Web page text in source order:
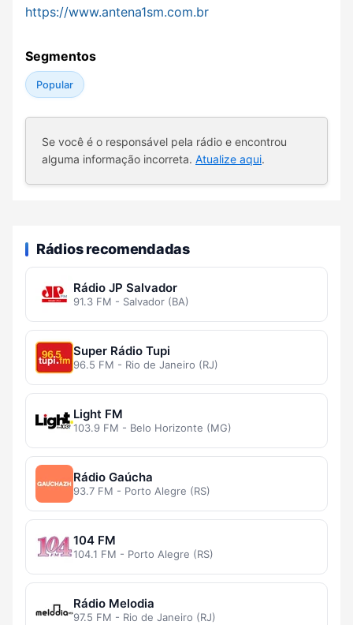
https://www.antena1sm.com.br
Segmentos
Popular
Se você é o responsável pela rádio e encontrou
alguma informação incorreta. Atualize aqui.
Rádios recomendadas
Rádio JP Salvador
91.3 FM - Salvador (BA)
Super Rádio Tupi
96.5 FM - Rio de Janeiro (RJ)
Light FM
103.9 FM - Belo Horizonte (MG)
Rádio Gaúcha
93.7 FM - Porto Alegre (RS)
104 FM
104.1 FM - Porto Alegre (RS)
Rádio Melodia
97.5 FM - Rio de Janeiro (RJ)